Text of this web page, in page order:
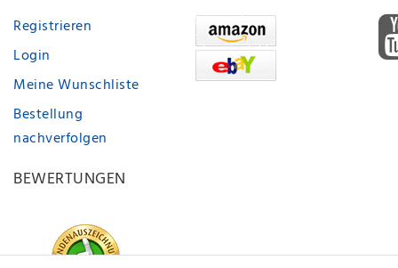
Registrieren
Login
Meine Wunschliste
Bestellung
nachverfolgen
BEWERTUNGEN